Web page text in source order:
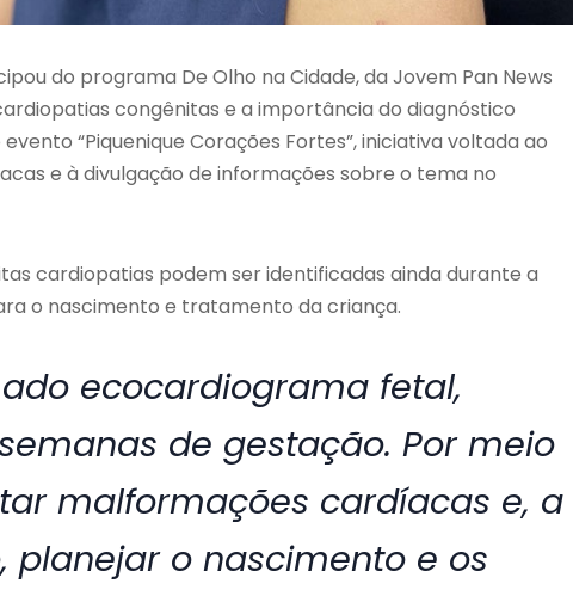
do programa De Olho na Cidade, da Jovem Pan News
congênitas e a importância do diagnóstico
“Piquenique Corações Fortes”, iniciativa voltada ao
e à divulgação de informações sobre o tema no
cardiopatias podem ser identificadas ainda durante a
o nascimento e tratamento da criança.
ecocardiograma fetal,
de gestação. Por meio
malformações cardíacas e, a
planejar o nascimento e os